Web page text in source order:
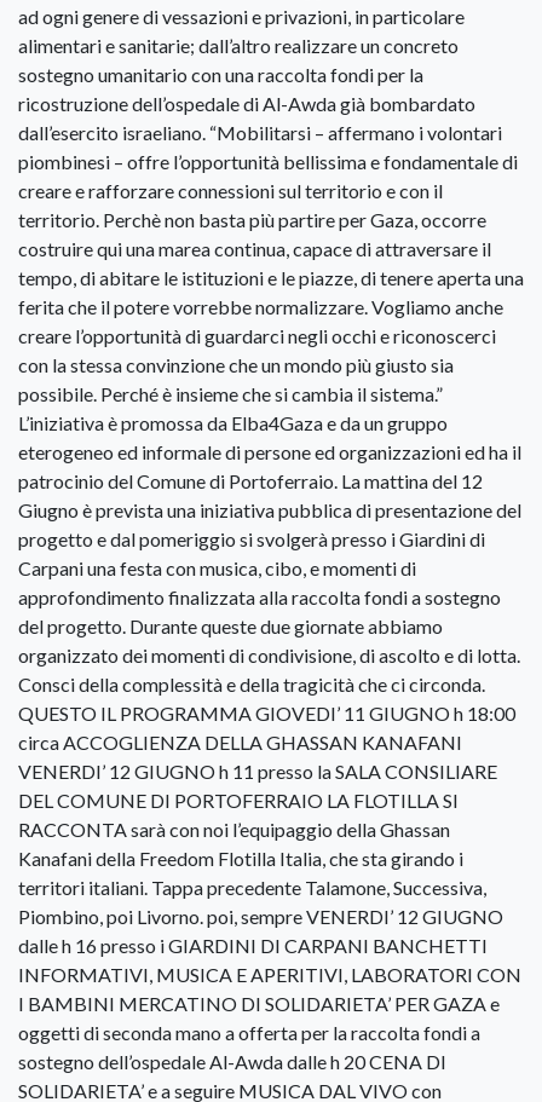
ad ogni genere di vessazioni e privazioni, in particolare
alimentari e sanitarie; dall’altro realizzare un concreto
sostegno umanitario con una raccolta fondi per la
ricostruzione dell’ospedale di Al-Awda già bombardato
dall’esercito israeliano. “Mobilitarsi – affermano i volontari
piombinesi – offre l’opportunità bellissima e fondamentale di
creare e rafforzare connessioni sul territorio e con il
territorio. Perchè non basta più partire per Gaza, occorre
costruire qui una marea continua, capace di attraversare il
tempo, di abitare le istituzioni e le piazze, di tenere aperta una
ferita che il potere vorrebbe normalizzare. Vogliamo anche
creare l’opportunità di guardarci negli occhi e riconoscerci
con la stessa convinzione che un mondo più giusto sia
possibile. Perché è insieme che si cambia il sistema.”
L’iniziativa è promossa da Elba4Gaza e da un gruppo
eterogeneo ed informale di persone ed organizzazioni ed ha il
patrocinio del Comune di Portoferraio. La mattina del 12
Giugno è prevista una iniziativa pubblica di presentazione del
progetto e dal pomeriggio si svolgerà presso i Giardini di
Carpani una festa con musica, cibo, e momenti di
approfondimento finalizzata alla raccolta fondi a sostegno
del progetto. Durante queste due giornate abbiamo
organizzato dei momenti di condivisione, di ascolto e di lotta.
Consci della complessità e della tragicità che ci circonda.
QUESTO IL PROGRAMMA GIOVEDI’ 11 GIUGNO h 18:00
circa ACCOGLIENZA DELLA GHASSAN KANAFANI
VENERDI’ 12 GIUGNO h 11 presso la SALA CONSILIARE
DEL COMUNE DI PORTOFERRAIO LA FLOTILLA SI
RACCONTA sarà con noi l’equipaggio della Ghassan
Kanafani della Freedom Flotilla Italia, che sta girando i
territori italiani. Tappa precedente Talamone, Successiva,
Piombino, poi Livorno. poi, sempre VENERDI’ 12 GIUGNO
dalle h 16 presso i GIARDINI DI CARPANI BANCHETTI
INFORMATIVI, MUSICA E APERITIVI, LABORATORI CON
I BAMBINI MERCATINO DI SOLIDARIETA’ PER GAZA e
oggetti di seconda mano a offerta per la raccolta fondi a
sostegno dell’ospedale Al-Awda dalle h 20 CENA DI
SOLIDARIETA’ e a seguire MUSICA DAL VIVO con